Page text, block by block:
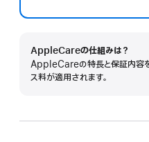
AppleCareの仕組みは？
AppleCareの特長と保証内容を
ス料が適用されます。